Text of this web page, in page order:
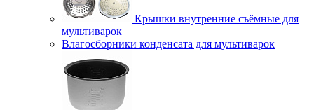
Крышки внутренние съёмные для
мультиварок
Влагосборники конденсата для мультиварок